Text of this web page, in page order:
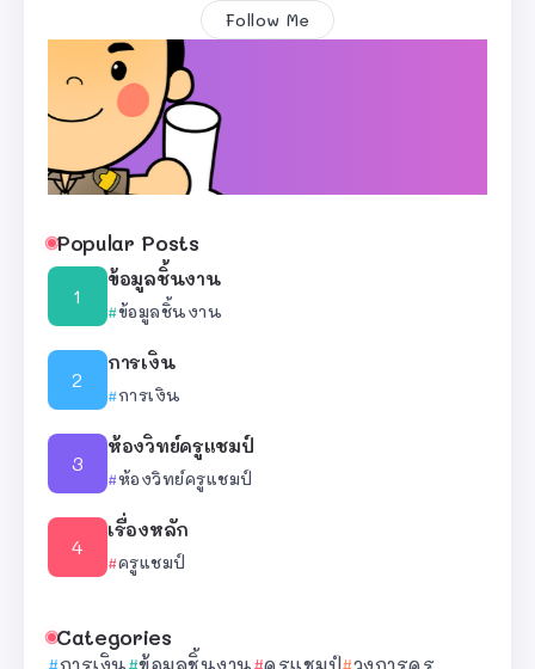
Follow Me
Popular Posts
ข้อมูลชิ้นงาน
ข้อมูลชิ้นงาน
การเงิน
การเงิน
ห้องวิทย์ครูแชมป์
ห้องวิทย์ครูแชมป์
เรื่องหลัก
ครูแชมป์
Categories